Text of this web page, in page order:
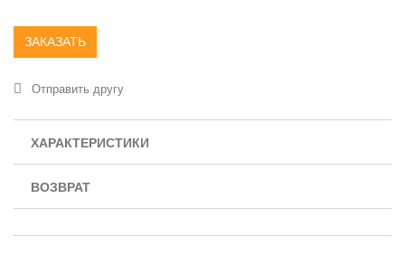
ЗАКАЗАТЬ
Отправить другу
ХАРАКТЕРИСТИКИ
ВОЗВРАТ